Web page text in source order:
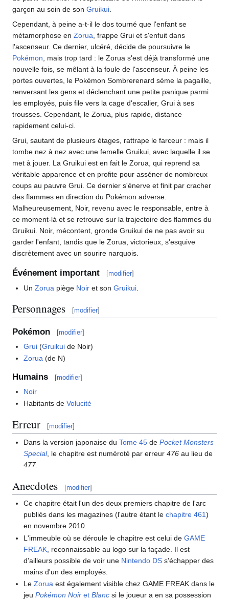
garçon au soin de son Gruikui
Cependant, à peine a-t-il le dos tourné que l'enfant se
métamorphose en Zorua , frappe Grui et s'enfuit dans
l'ascenseur. Ce dernier, ulcéré, décide de poursuivre le
Pokémon , mais trop tard : le Zorua s'est déjà transformé une
nouvelle fois, se mêlant à la foule de l'ascenseur. À peine les
portes ouvertes, le Pokémon Sombrerenard sème la pagaille,
renversant les gens et déclenchant une petite panique parmi
les employés, puis file vers la cage d'escalier, Grui à ses
trousses. Cependant, le Zorua, plus rapide, distance
rapidement celui-ci.
Grui, sautant de plusieurs étages, rattrape le farceur : mais il
tombe nez à nez avec une femelle Gruikui, avec laquelle il se
met à jouer. La Gruikui est en fait le Zorua, qui reprend sa
véritable apparence et en profite pour asséner de nombreux
coups au pauvre Grui. Ce dernier s'énerve et finit par cracher
des flammes en direction du Pokémon adverse.
Malheureusement, Noir, revenu avec le responsable, entre à
ce moment-là et se retrouve sur la trajectoire des flammes du
Gruikui. Noir, mécontent, gronde Gruikui de ne pas avoir su
garder l'enfant, tandis que le Zorua, victorieux, s'esquive
discrètement avec un sourire narquois.
Événement important [modifier]
UnZorua piège Noir et sonGruikui
Personnages [modifier]
Pokémon [modifier]
Grui (Gruikui de Noir)
Zorua (de N)
Humains [modifier]
Noir
Habitants deVolucité
Erreur [modifier]
Dans la version japonaise duTome 45 dePocket Monsters
Special, le chapitre est numéroté par erreur476 au lieu de
477.
Anecdotes [modifier]
Ce chapitre était l'un des deux premiers chapitre de l'arc
publiés dans les magazines (l'autre étant lechapitre 461)
en novembre 2010.
L'immeuble où se déroule le chapitre est celui deGAME
FREAK , reconnaissable au logo sur la façade. Il est
d'ailleurs possible de voir une Nintendo DS s'échapper des
mains d'un des employés.
LeZorua est également visible chez GAME FREAK dans le
jeuPokémon Noir etBlanc si le joueur a en sa possession